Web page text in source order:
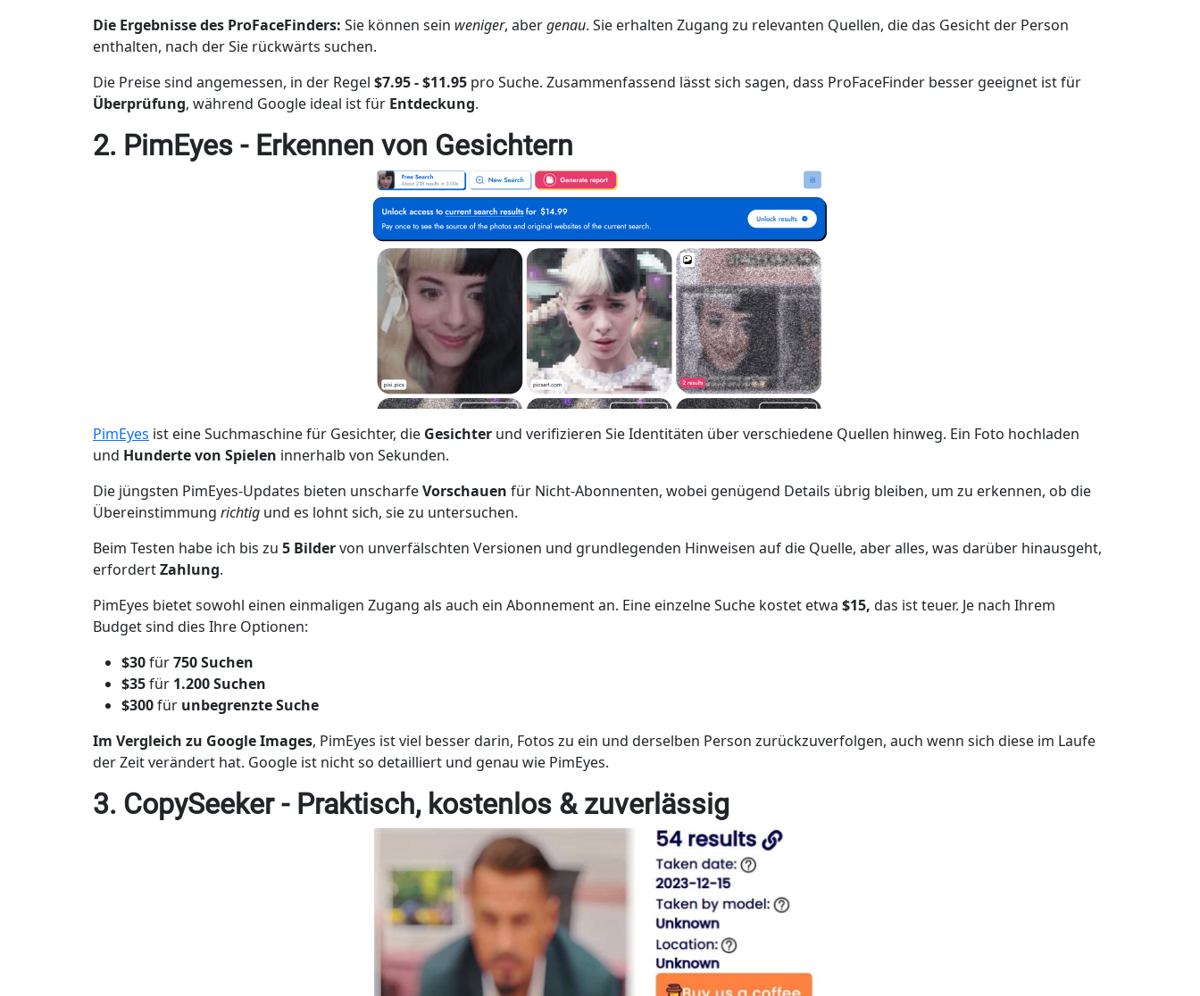
Die Ergebnisse des ProFaceFinders: Sie können sein weniger, abergenau. Sie erhalten Zugang zu relevanten Quellen, die das Gesicht der Person
enthalten, nach der Sie rückwärts suchen.
Die Preise sind angemessen, in der Regel $7.95 - $11.95 pro Suche. Zusammenfassend lässt sich sagen, dass ProFaceFinder besser geeignet ist für
Überprüfung, während Google ideal ist für Entdeckung.
2. PimEyes - Erkennen von Gesichtern
PimEyes ist eine Suchmaschine für Gesichter, die Gesichter und verifizieren Sie Identitäten über verschiedene Quellen hinweg. Ein Foto hochladen
und Hunderte von Spielen innerhalb von Sekunden.
Die jüngsten PimEyes-Updates bieten unscharfeVorschauen für Nicht-Abonnenten, wobei genügend Details übrig bleiben, um zu erkennen, ob die
Übereinstimmung richtig und es lohnt sich, sie zu untersuchen.
Beim Testen habe ich bis zu 5 Bildervon unverfälschten Versionen und grundlegenden Hinweisen auf die Quelle, aber alles, was darüber hinausgeht,
erfordertZahlung.
PimEyes bietet sowohl einen einmaligen Zugang als auch ein Abonnement an. Eine einzelne Suche kostet etwa $15, das ist teuer. Je nach Ihrem
Budget sind dies Ihre Optionen:
$30für750 Suchen
$35für 1.200 Suchen
$300für unbegrenzte Suche
Im Vergleich zu Google Images, PimEyes ist viel besser darin, Fotos zu ein und derselben Person zurückzuverfolgen, auch wenn sich diese im Laufe
der Zeit verändert hat. Google ist nicht so detailliert und genau wie PimEyes.
3. CopySeeker - Praktisch, kostenlos & zuverlässig